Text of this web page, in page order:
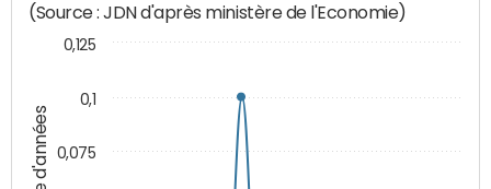
(Source : JDN d'après ministère de l'Economie)
0,075
0,1
0,125